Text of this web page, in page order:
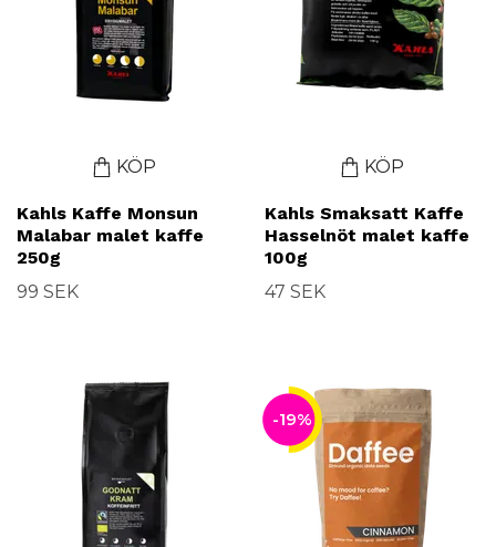
KÖP
Kahls Kaffe Monsun
Malabar malet kaffe
250g
99 SEK
KÖP
Kahls Smaksatt Kaffe
Hasselnöt malet kaffe
100g
47 SEK
-19%